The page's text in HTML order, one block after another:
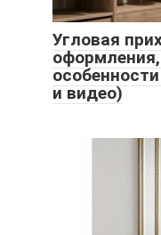
Угловая
и видео)